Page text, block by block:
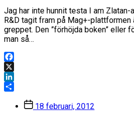
Jag har inte hunnit testa I am Zlatan-
R&D tagit fram på Mag+-plattformen
greppet. Den ”förhöjda boken” eller
man så…
Facebook
X
LinkedIn
Inläggsdatum
18 februari, 2012